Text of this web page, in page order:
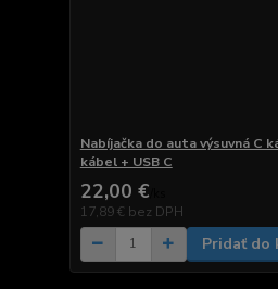
Nabíjačka do auta výsuvná C
kábel + USB C
22,00 €
17,89 € bez DPH
Pridať do